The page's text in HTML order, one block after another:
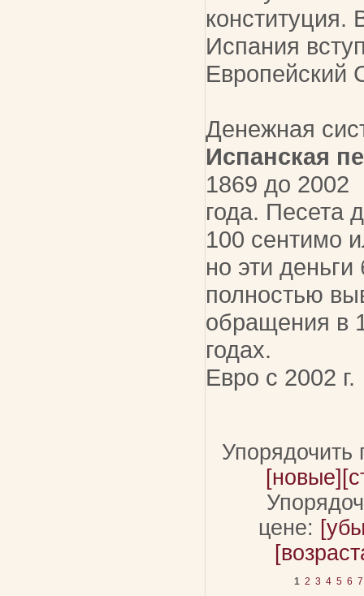
конституция.
Испания
Европейский
Денежная
Испанская
1869 до 2002
года. Песета
100 сентимо
но эти
полностью
обращения в
годах.
Евро с 2002 г.
Упорядочить
[новые]
цене:
1 2 3 4 5 6 7